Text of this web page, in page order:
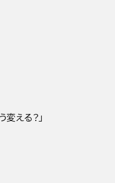
える？」